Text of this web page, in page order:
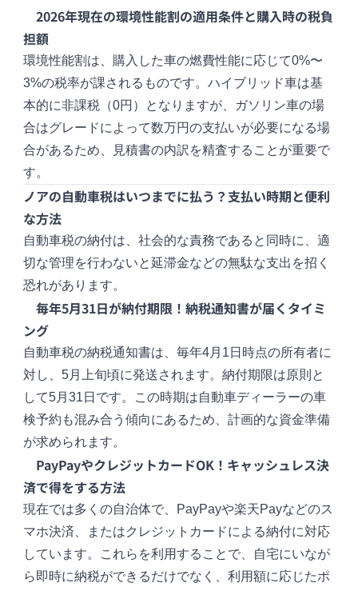
2026年現在の環境性能割の適用条件と購入時の税負
担額
環境性能割は、購入した車の燃費性能に応じて0%〜
3%の税率が課されるものです。ハイブリッド車は基
本的に非課税（0円）となりますが、ガソリン車の場
合はグレードによって数万円の支払いが必要になる場
合があるため、見積書の内訳を精査することが重要で
す。
ノアの自動車税はいつまでに払う？支払い時期と便利
な方法
自動車税の納付は、社会的な責務であると同時に、適
切な管理を行わないと延滞金などの無駄な支出を招く
恐れがあります。
毎年5月31日が納付期限！納税通知書が届くタイミ
ング
自動車税の納税通知書は、毎年4月1日時点の所有者に
対し、5月上旬頃に発送されます。納付期限は原則と
して5月31日です。この時期は自動車ディーラーの車
検予約も混み合う傾向にあるため、計画的な資金準備
が求められます。
PayPayやクレジットカードOK！キャッシュレス決
済で得をする方法
現在では多くの自治体で、PayPayや楽天Payなどのス
マホ決済、またはクレジットカードによる納付に対応
しています。これらを利用することで、自宅にいなが
ら即時に納税ができるだけでなく、利用額に応じたポ